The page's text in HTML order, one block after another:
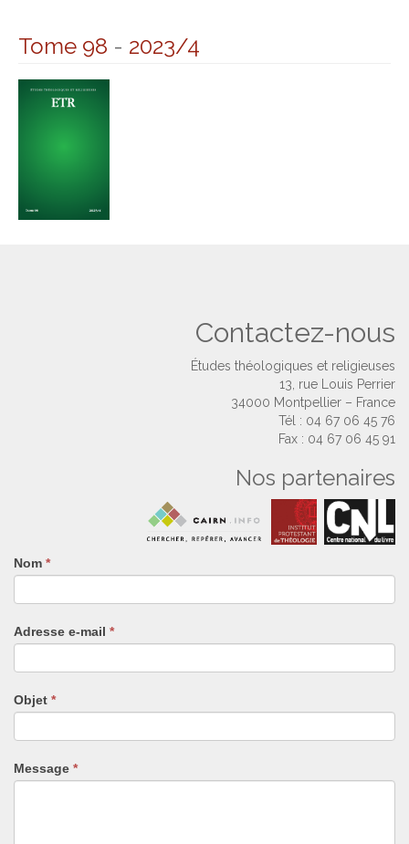
Tome 98 - 2023/4
Contactez-nous
Études théologiques et religieuses
13, rue Louis Perrier
34000 Montpellier – France
Tél : 04 67 06 45 76
Fax : 04 67 06 45 91
Nos partenaires
Nom *
Adresse e-mail *
Objet *
Message *
Si
vous
êtes
humain,
remplissez
ce